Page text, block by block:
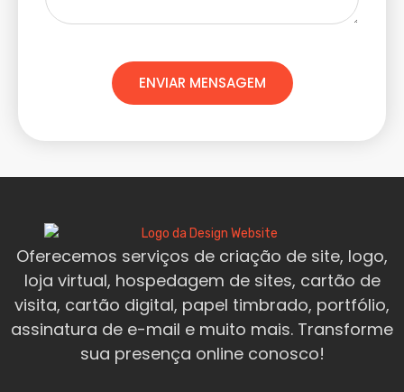
ENVIAR MENSAGEM
Oferecemos serviços de criação de site, logo,
loja virtual, hospedagem de sites, cartão de
visita, cartão digital, papel timbrado, portfólio,
assinatura de e-mail e muito mais. Transforme
sua presença online conosco!